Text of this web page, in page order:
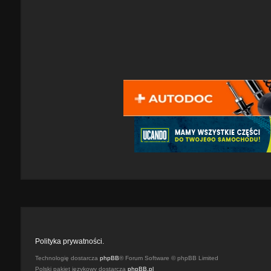
Polityka prywatności.
Technologię dostarcza phpBB® Forum Software © phpBB Limited
Polski pakiet językowy dostarcza phpBB.pl